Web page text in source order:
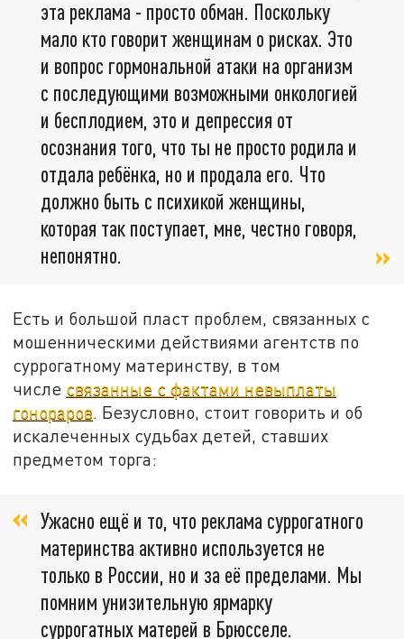
эта реклама - просто обман. Поскольку
мало кто говорит женщинам о рисках. Это
и вопрос гормональной атаки на организм
с последующими возможными онкологией
и бесплодием, это и депрессия от
осознания того, что ты не просто родила и
отдала ребёнка, но и продала его. Что
должно быть с психикой женщины,
которая так поступает, мне, честно говоря,
непонятно.
Есть и большой пласт проблем, связанных с
мошенническими действиями агентств по
суррогатному материнству, в том
числе связанные с фактами невыплаты
гонораров. Безусловно, стоит говорить и об
искалеченных судьбах детей, ставших
предметом торга:
Ужасно ещё и то, что реклама суррогатного
материнства активно используется не
только в России, но и за её пределами. Мы
помним унизительную ярмарку
суррогатных матерей в Брюсселе.